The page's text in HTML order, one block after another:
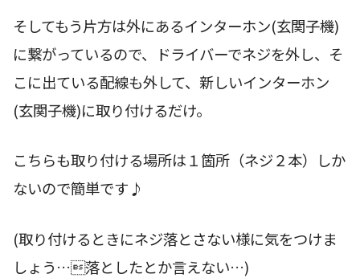
そしてもう片方は外にあるインターホン(玄関子機)
に繋がっているので、ドライバーでネジを外し、そ
こに出ている配線も外して、新しいインターホン
(玄関子機)に取り付けるだけ。
こちらも取り付ける場所は１箇所（ネジ２本）しか
ないので簡単です♪
(取り付けるときにネジ落とさない様に気をつけま
しょう…落としたとか言えない…)